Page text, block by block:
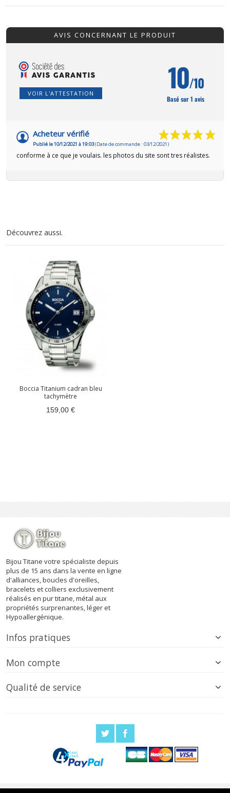
AVIS CONCERNANT LE PRODUIT
VOIR L'ATTESTATION 10/10
Basé sur 1 avis
Acheteur vérifié
Publié le 10/12/2021 à 19:03(Date de commande : 03/12/2021)
conforme à ce que je voulais. les photos du site sont tres réalistes.
Découvrez aussi.
Boccia Titanium cadran bleu
tachymètre
159,00 €
Bijou Titane votre spécialiste depuis
plus de 15 ans dans la vente en ligne
d'alliances, boucles d'oreilles,
bracelets et colliers exclusivement
réalisés en pur titane, métal aux
propriétés surprenantes, léger et
Hypoallergénique.
Infos pratiques
Mon compte
Qualité de service